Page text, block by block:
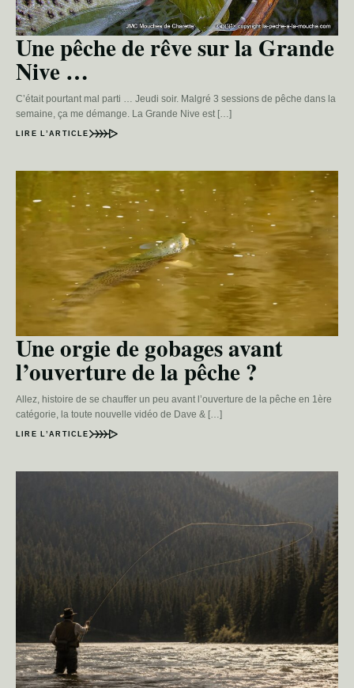
Une pêche de rêve sur la Grande
Nive …
C’était pourtant mal parti … Jeudi soir. Malgré 3 sessions de pêche dans la
semaine, ça me démange. La Grande Nive est […]
LIRE L’ARTICLE
Une orgie de gobages avant
l’ouverture de la pêche ?
Allez, histoire de se chauffer un peu avant l’ouverture de la pêche en 1ère
catégorie, la toute nouvelle vidéo de Dave & […]
LIRE L’ARTICLE